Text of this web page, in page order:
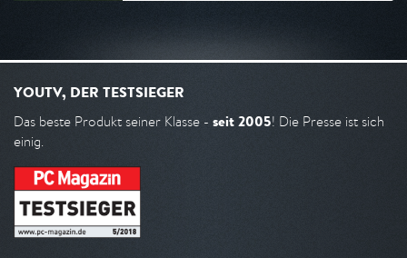
YOUTV, DER TESTSIEGER
Das beste Produkt seiner Klasse - seit 2005! Die Presse ist sich
einig.